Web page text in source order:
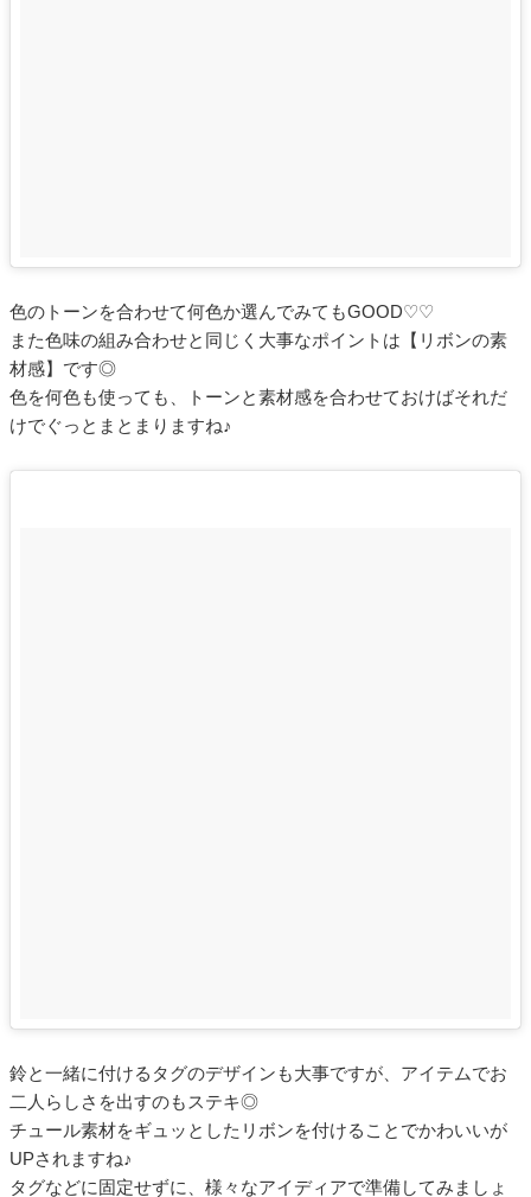
色のトーンを合わせて何色か選んでみてもGOOD♡♡
また色味の組み合わせと同じく大事なポイントは【リボンの素
材感】です◎
色を何色も使っても、トーンと素材感を合わせておけばそれだ
けでぐっとまとまりますね♪
鈴と一緒に付けるタグのデザインも大事ですが、アイテムでお
二人らしさを出すのもステキ◎
チュール素材をギュッとしたリボンを付けることでかわいいが
UPされますね♪
タグなどに固定せずに、様々なアイディアで準備してみましょ